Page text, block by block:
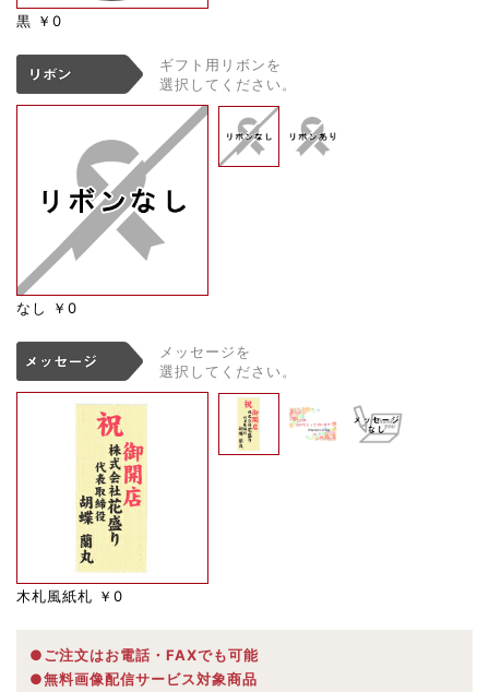
黒 ￥0
ギフト用リボンを
選択してください。
なし ￥0
メッセージを
選択してください。
木札風紙札 ￥0
●ご注文はお電話・FAXでも可能
●無料画像配信サービス対象商品